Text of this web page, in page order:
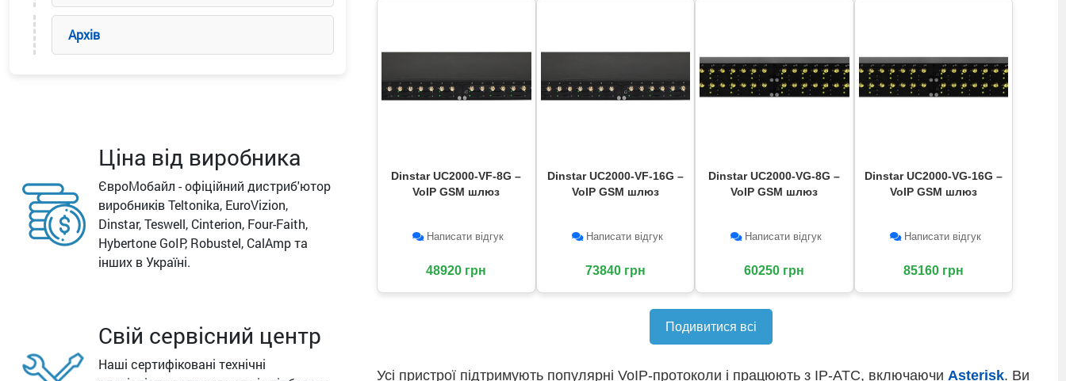
Архів
Ціна від виробника
ЄвроМобайл - офіційний дистриб'ютор
виробників Teltonika, EuroVizion,
Dinstar, Teswell, Cinterion, Four-Faith,
Hybertone GoIP, Robustel, CalAmp та
інших в Україні.
Свій сервісний центр
Наші сертифіковані технічні
Dinstar UC2000-VF-8G –
VoIP GSM шлюз
Написати відгук
48920 грн
Dinstar UC2000-VF-16G –
VoIP GSM шлюз
Написати відгук
73840 грн
Dinstar UC2000-VG-8G –
VoIP GSM шлюз
Написати відгук
60250 грн
Dinstar UC2000-VG-16G –
VoIP GSM шлюз
Написати відгук
85160 грн
Подивитися всі
Усі пристрої підтримують популярні VoIP-протоколи і працюють з IP-АТС, включаючи Asterisk. Ви